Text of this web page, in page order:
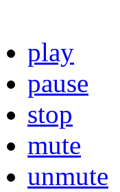
play
pause
stop
mute
unmute